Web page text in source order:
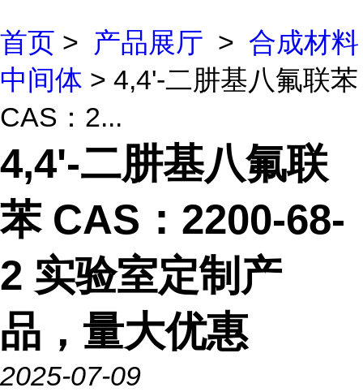
首页 > 产品展厅 > 合成材料
中间体 > 4,4'-二肼基八氟联苯
CAS：2...
4,4'-二肼基八氟联
苯 CAS：2200-68-
2 实验室定制产
品，量大优惠
2025-07-09